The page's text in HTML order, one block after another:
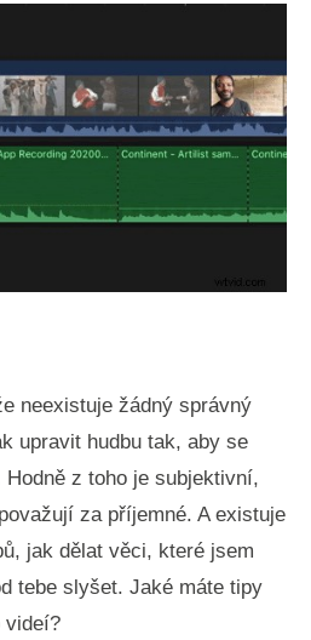
neexistuje žádný správný
upravit hudbu tak, aby se
z toho je subjektivní,
za příjemné. A existuje
jak dělat věci, které jsem
tebe slyšet. Jaké máte tipy
videí?